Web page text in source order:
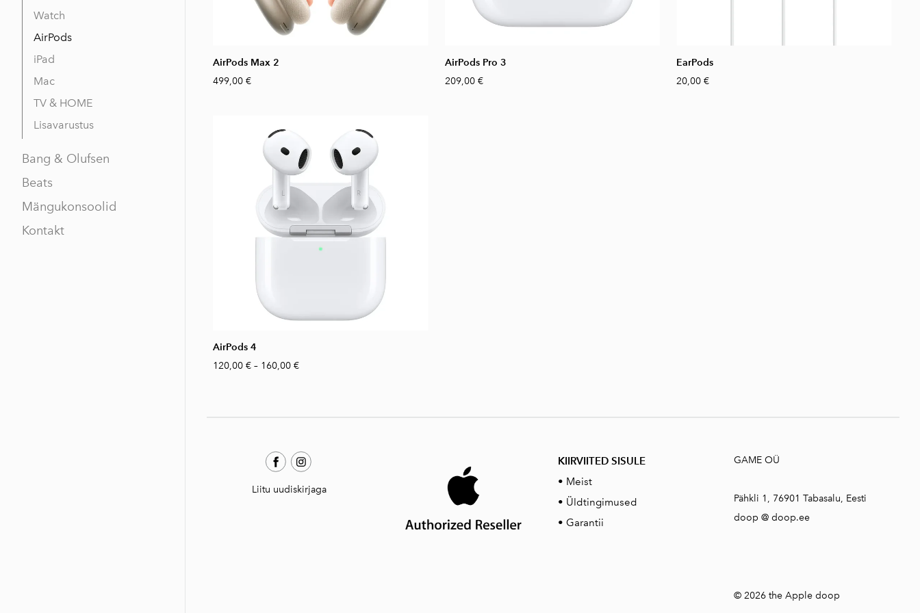
Watch
AirPods
iPad
Mac
TV & HOME
Lisavarustus
Bang & Olufsen
Beats
Mängukonsoolid
Kontakt
AirPods Max 2
499,00 €
AirPods Pro 3
209,00 €
EarPods
20,00 €
AirPods 4
120,00 € – 160,00 €
Liitu uudiskirjaga
KIIRVIITED SISULE
• Meist
• Üldtingimused
• Garantii
GAME OÜ
Pähkli 1, 76901 Tabasalu, Eesti
doop @ doop.ee
© 2026 the Apple doop